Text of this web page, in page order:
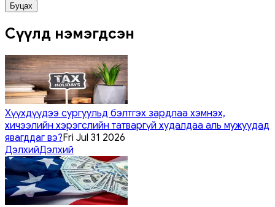
Буцах
Сүүлд нэмэгдсэн
Хүүхдүүдээ сургуульд бэлтгэх зардлаа хэмнэх,
хичээлийн хэрэгслийн татваргүй худалдаа аль мужуудад
явагддаг вэ?Fri Jul 31 2026
ДэлхийДэлхий